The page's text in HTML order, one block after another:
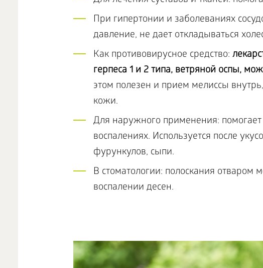
При гипертонии и заболеваниях
давление, не дает откладываться
Как противовирусное средство:
герпеса 1 и 2 типа, ветряной оспы,
этом полезен и прием мелиссы
кожи.
Для наружного применения:
воспалениях. Используется после
фурункулов, сыпи.
В стоматологии: полоскания
воспалении десен.